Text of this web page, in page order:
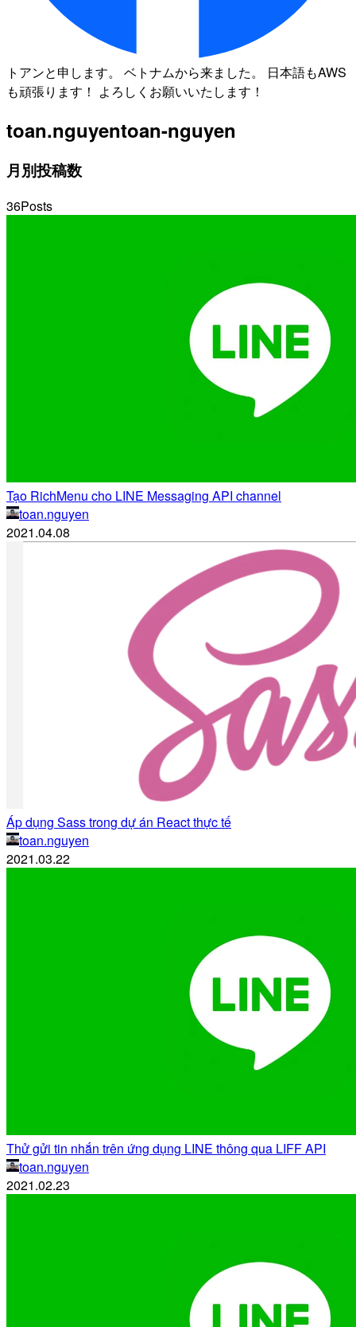
トアンと申します。 ベトナムから来ました。 日本語もAWS
も頑張ります！ よろしくお願いいたします！
toan.nguyentoan-nguyen
月別投稿数
36Posts
Tạo RichMenu cho LINE Messaging API channel
toan.nguyen
2021.04.08
Áp dụng Sass trong dự án React thực tế
toan.nguyen
2021.03.22
Thử gửi tin nhắn trên ứng dụng LINE thông qua LIFF API
toan.nguyen
2021.02.23